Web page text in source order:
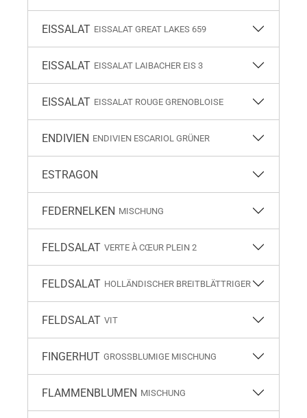
EISSALAT EISSALAT GREAT LAKES 659
EISSALAT EISSALAT LAIBACHER EIS 3
EISSALAT EISSALAT ROUGE GRENOBLOISE
ENDIVIEN ENDIVIEN ESCARIOL GRÜNER
ESTRAGON
FEDERNELKEN MISCHUNG
FELDSALAT VERTE À CŒUR PLEIN 2
FELDSALAT HOLLÄNDISCHER BREITBLÄTTRIGER
FELDSALAT VIT
FINGERHUT GROSSBLUMIGE MISCHUNG
FLAMMENBLUMEN MISCHUNG